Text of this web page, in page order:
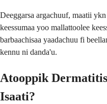
Deeggarsa argachuuf, maatii
keessumaa yoo mallattoolee
barbaachisaa yaadachuu fi
kennu ni danda'u.
Atooppik
Isaati?